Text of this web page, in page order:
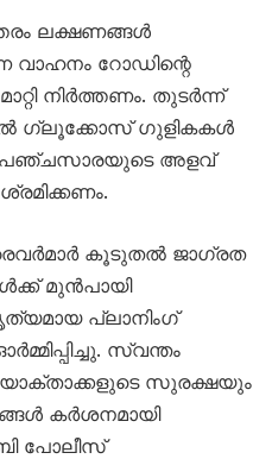
ലക്ഷണങ്ങൾ
വാഹനം റോഡിന്റെ
നിർത്തണം. തുടർന്ന്
ഗ്ലൂക്കോസ് ഗുളികകൾ
പഞ്ചസാരയുടെ അളവ്
കൂടുതൽ ജാഗ്രത
മുൻപായി
പ്ലാനിംഗ്
സ്വന്തം
സുരക്ഷയും
കർശനമായി
പോലീസ്